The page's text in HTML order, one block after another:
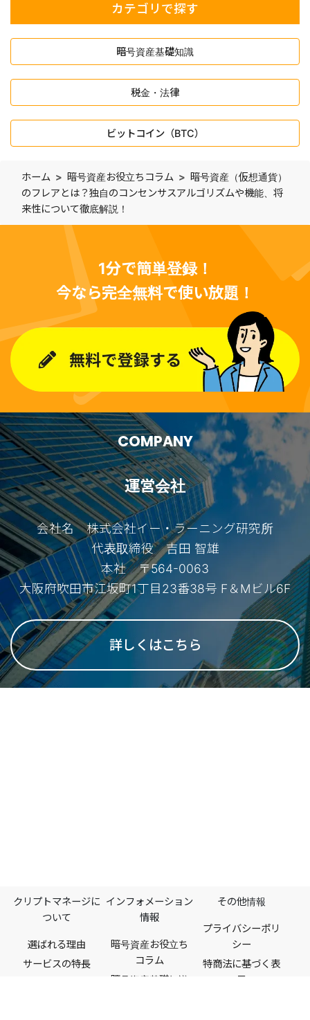
カテゴリで探す
暗号資産基礎知識
税金・法律
ビットコイン（BTC）
ホーム 暗号資産お役立ちコラム
暗号資産（仮想通貨）
のフレアとは？独自のコンセンサスアルゴリズムや機能、将
来性について徹底解説！
1分で簡単登録！
今なら完全無料で使い放題！
COMPANY
運営会社
会社名 株式会社イー・ラーニング研究所
代表取締役 吉田 智雄
本社 〒564-0063
大阪府吹田市江坂町1丁目23番38号 F＆Mビル6F
詳しくはこちら
クリプトマネージに
ついて
選ばれる理由
サービスの特長
インフォメーション
情報
暗号資産お役立ち
コラム​
暗号資産基礎知識
その他情報
プライバシーポリ
シー
特商法に基づく表
示